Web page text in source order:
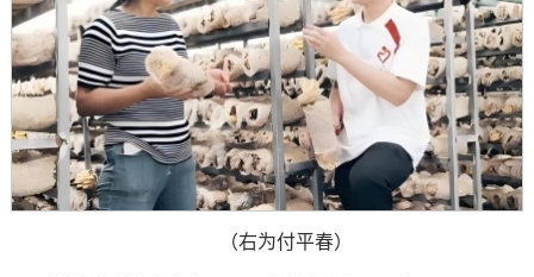
（右为付平春）